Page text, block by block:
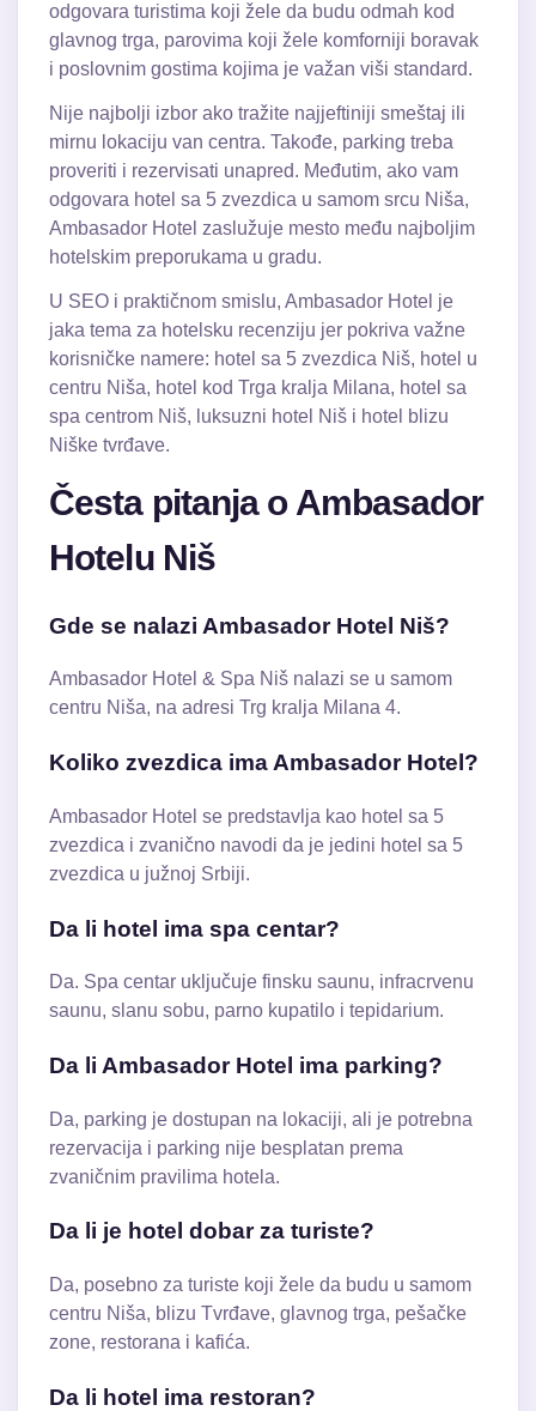
odgovara turistima koji žele da budu odmah kod
glavnog trga, parovima koji žele komforniji boravak
i poslovnim gostima kojima je važan viši standard.
Nije najbolji izbor ako tražite najjeftiniji smeštaj ili
mirnu lokaciju van centra. Takođe, parking treba
proveriti i rezervisati unapred. Međutim, ako vam
odgovara hotel sa 5 zvezdica u samom srcu Niša,
Ambasador Hotel zaslužuje mesto među najboljim
hotelskim preporukama u gradu.
U SEO i praktičnom smislu, Ambasador Hotel je
jaka tema za hotelsku recenziju jer pokriva važne
korisničke namere: hotel sa 5 zvezdica Niš, hotel u
centru Niša, hotel kod Trga kralja Milana, hotel sa
spa centrom Niš, luksuzni hotel Niš i hotel blizu
Niške tvrđave.
Česta pitanja o Ambasador
Hotelu Niš
Gde se nalazi Ambasador Hotel Niš?
Ambasador Hotel & Spa Niš nalazi se u samom
centru Niša, na adresi Trg kralja Milana 4.
Koliko zvezdica ima Ambasador Hotel?
Ambasador Hotel se predstavlja kao hotel sa 5
zvezdica i zvanično navodi da je jedini hotel sa 5
zvezdica u južnoj Srbiji.
Da li hotel ima spa centar?
Da. Spa centar uključuje finsku saunu, infracrvenu
saunu, slanu sobu, parno kupatilo i tepidarium.
Da li Ambasador Hotel ima parking?
Da, parking je dostupan na lokaciji, ali je potrebna
rezervacija i parking nije besplatan prema
zvaničnim pravilima hotela.
Da li je hotel dobar za turiste?
Da, posebno za turiste koji žele da budu u samom
centru Niša, blizu Tvrđave, glavnog trga, pešačke
zone, restorana i kafića.
Da li hotel ima restoran?